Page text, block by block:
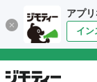
アプ
イン